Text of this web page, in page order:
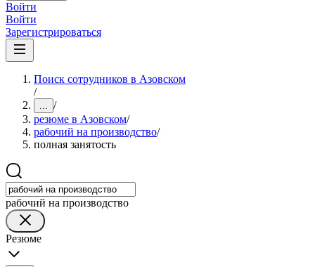
Войти
Войти
Зарегистрироваться
Поиск сотрудников в Азовском
/
... /
резюме в Азовском/
рабочий на производство/
полная занятость
рабочий на производство
Резюме